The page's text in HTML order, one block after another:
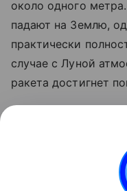
около одного
падают на Землю,
практически
случае с Луной
ракета достигнет
об атмосфере